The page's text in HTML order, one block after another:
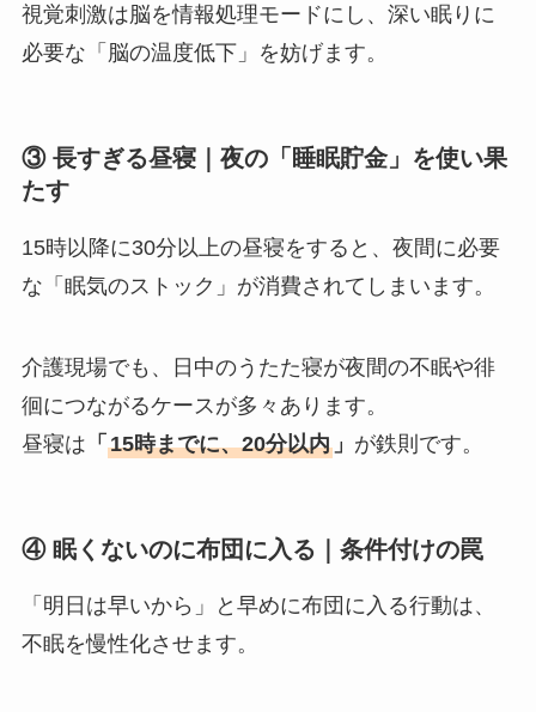
視覚刺激は脳を情報処理モードにし、深い眠りに
必要な「脳の温度低下」を妨げます。
③ 長すぎる昼寝｜夜の「睡眠貯金」を使い果
たす
15時以降に30分以上の昼寝をすると、夜間に必要
な「眠気のストック」が消費されてしまいます。
介護現場でも、日中のうたた寝が夜間の不眠や徘
徊につながるケースが多々あります。
昼寝は 「 15時までに、20分以内」 が鉄則です。
④ 眠くないのに布団に入る｜条件付けの罠
「明日は早いから」と早めに布団に入る行動は、
不眠を慢性化させます。